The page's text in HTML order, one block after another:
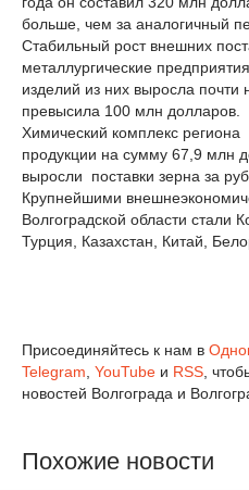
больше, чем за аналогичный
Стабильный рост внешних
металлургические
изделий из них выросла
превысила 100 млн долларов.
Химический комплекс региона
продукции на сумму 67,9 млн
выросли поставки зерна за
Крупнейшими
Волгоградской области стали
Турция, Казахстан, Китай,
Присоединяйтесь к нам в
Telegram YouTube и RSS ,
новостей Волгограда и
Похожие новости